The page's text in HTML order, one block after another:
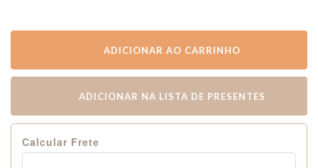
ADICIONAR AO CARRINHO
ADICIONAR NA LISTA DE PRESENTES
Calcular Frete